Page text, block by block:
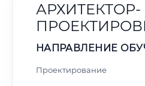
АРХИТЕКТОР-
НАПРАВЛЕНИЕ
Проектирование